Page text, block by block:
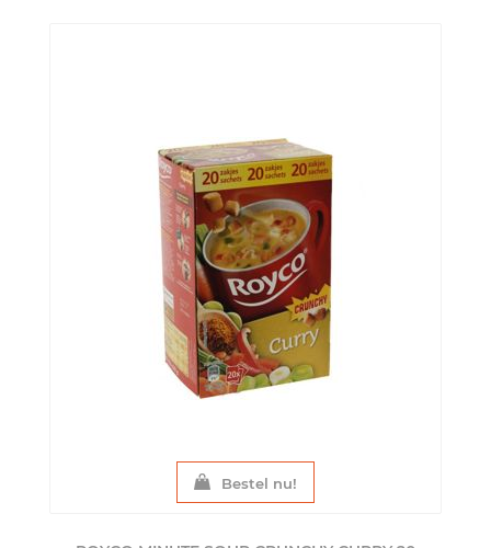
Bestel nu!